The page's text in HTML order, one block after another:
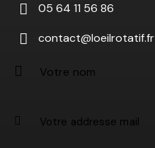
05 64 11 56 86
contact@loeilrotatif.fr